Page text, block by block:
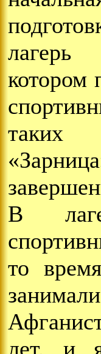
котором
таких
В
то
лет, и